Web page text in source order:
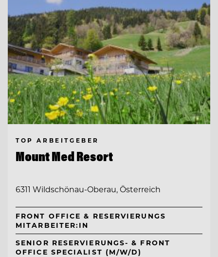
TOP ARBEITGEBER
Mount Med Resort
6311 Wildschönau-Oberau, Österreich
FRONT OFFICE & RESERVIERUNGS
MITARBEITER:IN
SENIOR RESERVIERUNGS- & FRONT
OFFICE SPECIALIST (M/W/D)